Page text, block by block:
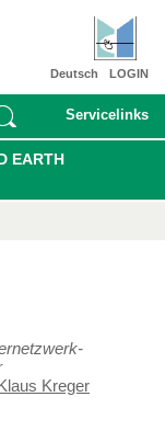
LOGIN
Deutsch
Servicelinks
EARTH
Kreger